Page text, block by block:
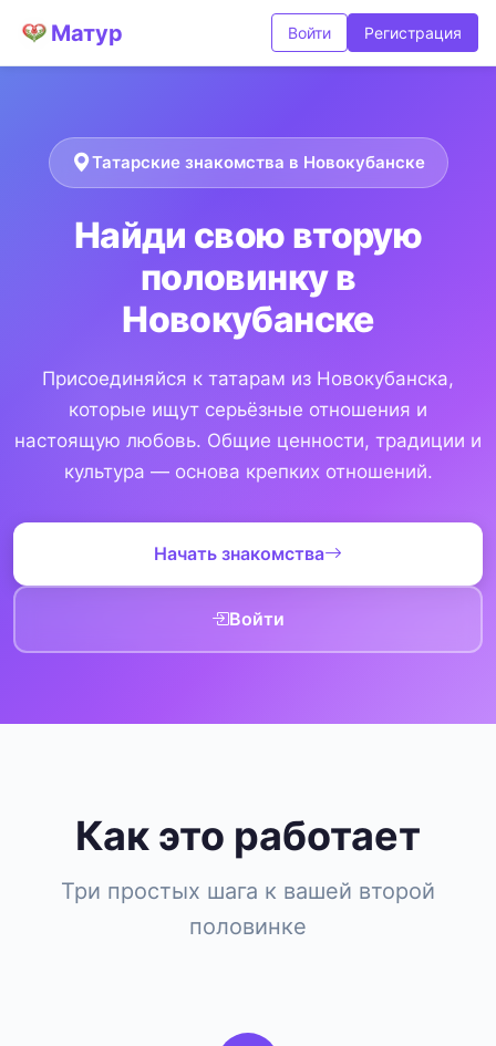
Матур Войти Регистрация
Татарские знакомства в Новокубанске
Найди свою вторую
половинку в
Новокубанске
Присоединяйся к татарам из Новокубанска,
которые ищут серьёзные отношения и
настоящую любовь. Общие ценности, традиции и
культура — основа крепких отношений.
Начать знакомства
Войти
Как это работает
Три простых шага к вашей второй
половинке